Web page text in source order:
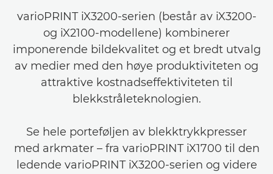
varioPRINT iX3200-serien (består av iX3200-
og iX2100-modellene) kombinerer
imponerende bildekvalitet og et bredt utvalg
av medier med den høye produktiviteten og
attraktive kostnadseffektiviteten til
blekkstråleteknologien.
Se hele porteføljen av blekktrykkpresser
med arkmater – fra varioPRINT iX1700 til den
ledende varioPRINT iX3200-serien og videre